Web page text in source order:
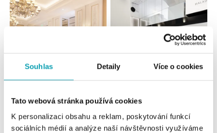
Souhlas Detaily Více o cookies
Tato webová stránka používá cookies
K personalizaci obsahu a reklam, poskytování funkcí
sociálních médií a analýze naší návštěvnosti využíváme
Všechny Česko Slovensko
HALADA Pařížská, Praha